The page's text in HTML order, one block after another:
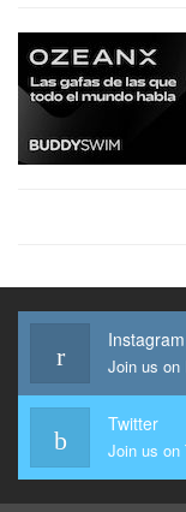
Instagram
Join us on
Twitter
Join us on